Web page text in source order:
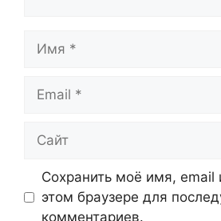
Имя
Email
Сайт
Сохранить моё имя, email
этом браузере для
комментариев.